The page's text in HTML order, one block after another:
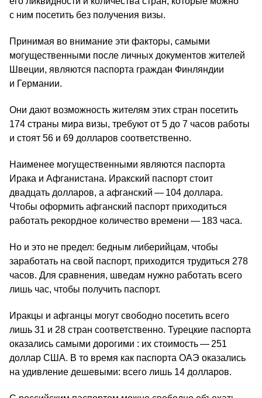
с ним посетить без получения визы.
Принимая во внимание эти факторы, самыми
могущественными после личных документов жителей
Швеции, являются паспорта граждан Финляндии
и Германии.
Они дают возможность жителям этих стран посетить
174 страны мира визы, требуют от 5 до 7 часов работы
и стоят 56 и 69 долларов соответственно.
Наименее могущественными являются паспорта
Ирака и Афганистана. Иракский паспорт стоит
двадцать долларов, а афганский — 104 доллара.
Чтобы оформить афганский паспорт приходиться
работать рекордное количество времени — 183 часа.
Но и это не предел: бедным либерийцам, чтобы
заработать на свой паспорт, приходится трудиться 278
часов. Для сравнения, шведам нужно работать всего
лишь час, чтобы получить паспорт.
Иракцы и афганцы могут свободно посетить всего
лишь 31 и 28 стран соответственно. Турецкие паспорта
оказались самыми дорогими : их стоимость — 251
доллар США. В то время как паспорта ОАЭ оказались
на удивление дешевыми: всего лишь 14 долларов.